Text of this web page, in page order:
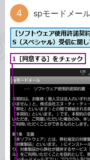
spモードメー